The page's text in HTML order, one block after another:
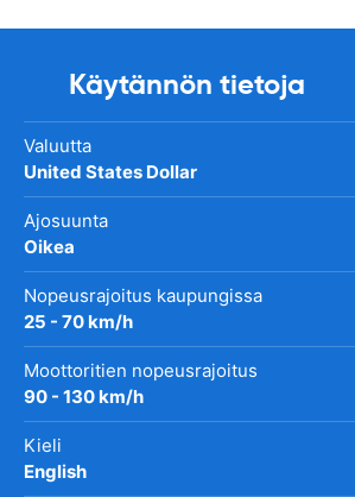
Käytännön tietoja
Valuutta
United States Dollar
Ajosuunta
Oikea
Nopeusrajoitus kaupungissa
25 - 70 km/h
Moottoritien nopeusrajoitus
90 - 130 km/h
Kieli
English